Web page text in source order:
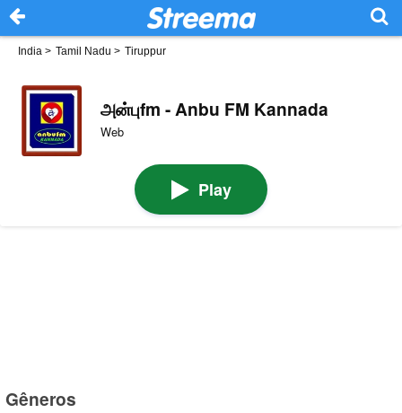
India > Tamil Nadu > Tiruppur
அன்புfm - Anbu FM Kannada
Web
Play
Gêneros